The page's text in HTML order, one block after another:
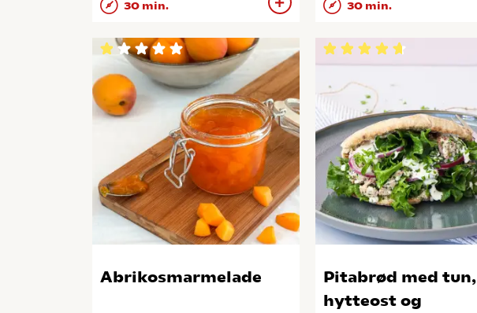
30 min. 30 min.
Abrikosmarmelade
Pitabrød med tun,
hytteost og